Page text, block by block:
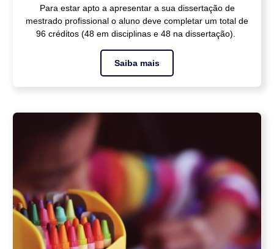
Para estar apto a apresentar a sua dissertação de
mestrado profissional o aluno deve completar um total de
96 créditos (48 em disciplinas e 48 na dissertação).
Saiba mais